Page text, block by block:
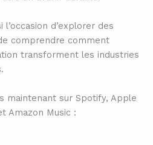
l’occasion d’explorer des
comprendre comment
transforment les industries
maintenant sur Spotify, Apple
Amazon Music :